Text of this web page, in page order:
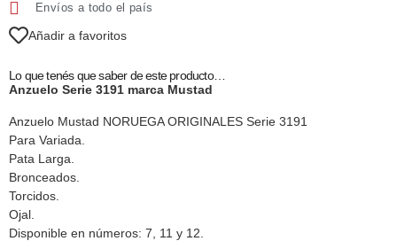
Envíos a todo el país
Añadir a favoritos
Lo que tenés que saber de este producto…
Anzuelo Serie 3191 marca Mustad
Anzuelo Mustad NORUEGA ORIGINALES Serie 3191
Para Variada.
Pata Larga.
Bronceados.
Torcidos.
Ojal.
Disponible en números: 7, 11 y 12.